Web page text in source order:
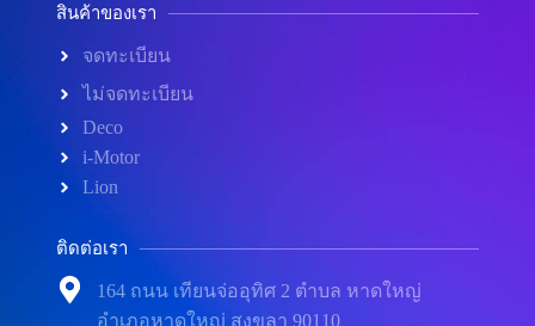
สินค้าของเรา
จดทะเบียน
ไม่จดทะเบียน
Deco
i-Motor
Lion
ติดต่อเรา
164 ถนน เทียนจ่ออุทิศ 2 ตำบล หาดใหญ่
อำเภอหาดใหญ่ สงขลา 90110